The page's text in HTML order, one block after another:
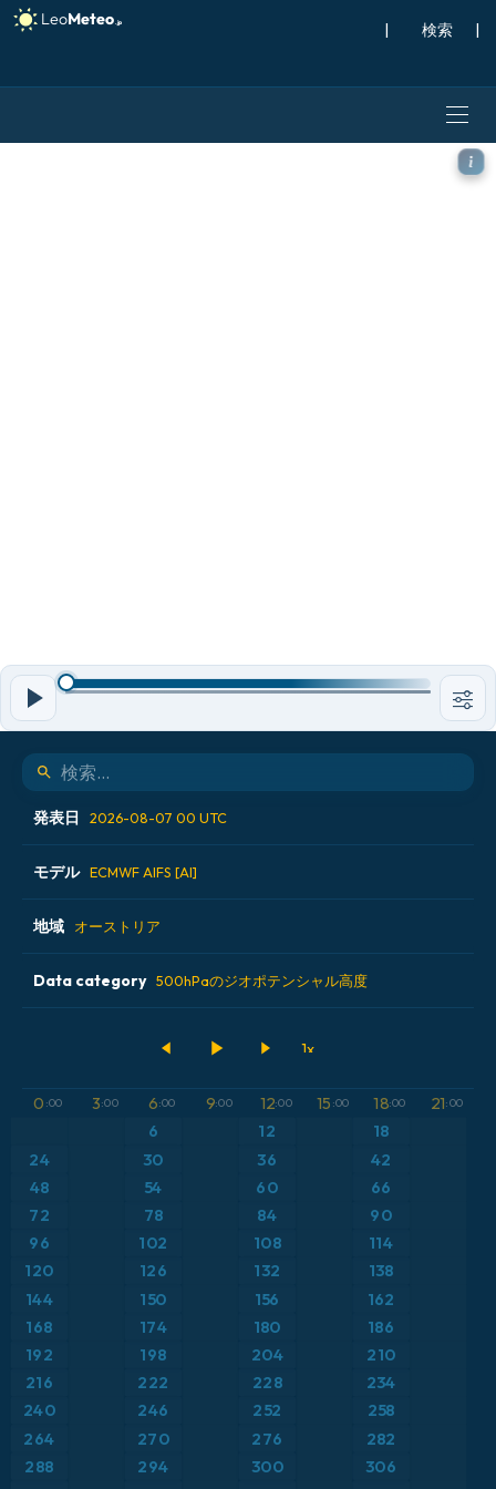
| |
ECMWF AIFS [AI] モデル -
発表日 2026-08-07 00 UTC
2026-08-05 12 UTC
2026-08-06 00 UTC
2026-08-06 12 UTC
モデル ECMWF AIFS [AI]
ALADIN CZ 2.3 km
ECMWF AIFS [AI]
ICON ドイツ 2 km
地域 オーストリア
アイスランド
イタリア
オーストリア
ギリシャ
スイス
スカンジナビア
Data category 500hPaのジオポテンシャル高度
気温異常（850hPa）
気温（2m）
気温（500hPa）
降水量、雲、気圧
降水量の合計
0 :00 3:00 6:00 9:00 12:00 15 :00 18:00 21:00
6 12
18
24
30 36
42
48
54 60
66
72
78 84 90
96 102 108 114
120 126 132
138
144
150 156
162
168
174 180
186
192
198 204 210
216 222 228 234
240 246 252
258
264
270 276
282
288
294 300
306